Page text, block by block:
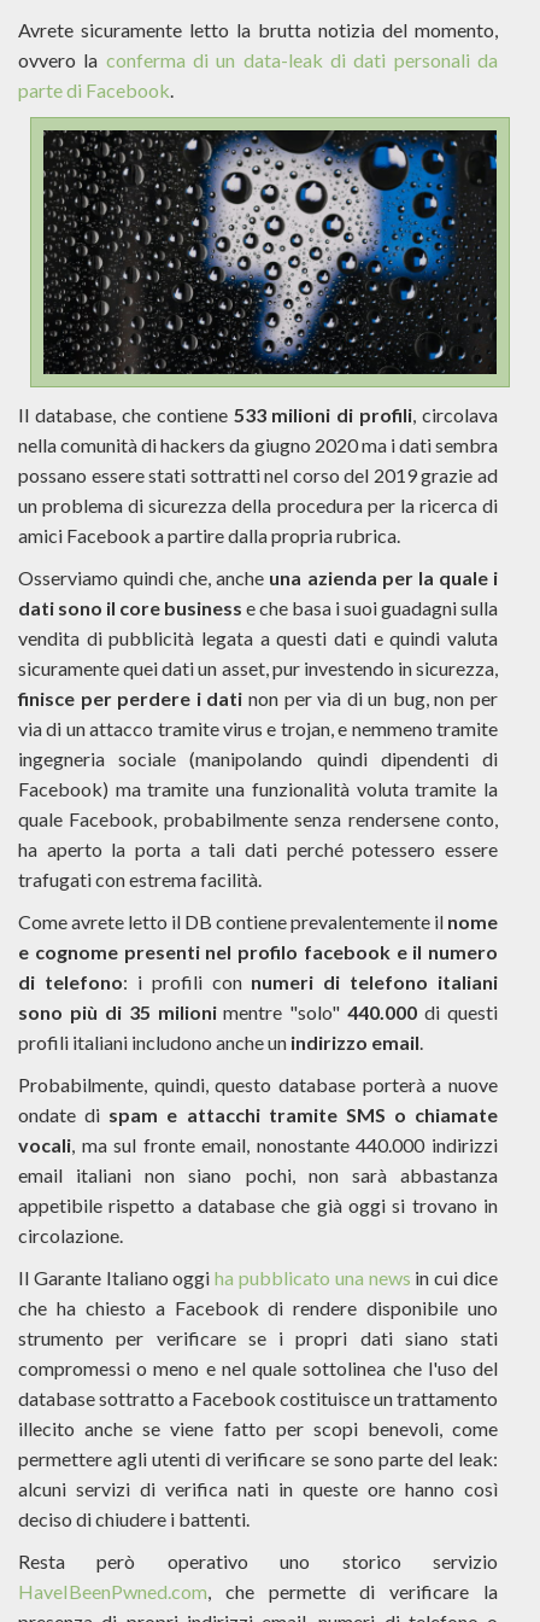
Avrete sicuramente letto la brutta notizia del momento,
ovvero la conferma di un data-leak di dati personali da
parte di Facebook.
Il database, che contiene 533 milioni di profili, circolava
nella comunità di hackers da giugno 2020 ma i dati sembra
possano essere stati sottratti nel corso del 2019 grazie ad
un problema di sicurezza della procedura per la ricerca di
amici Facebook a partire dalla propria rubrica.
Osserviamo quindi che, anche una azienda per la quale i
dati sono il core business e che basa i suoi guadagni sulla
vendita di pubblicità legata a questi dati e quindi valuta
sicuramente quei dati un asset, pur investendo in sicurezza,
finisce per perdere i dati non per via di un bug, non per
via di un attacco tramite virus e trojan, e nemmeno tramite
ingegneria sociale (manipolando quindi dipendenti di
Facebook) ma tramite una funzionalità voluta tramite la
quale Facebook, probabilmente senza rendersene conto,
ha aperto la porta a tali dati perché potessero essere
trafugati con estrema facilità.
Come avrete letto il DB contiene prevalentemente il nome
e cognome presenti nel profilo facebook e il numero
di telefono: i profili con numeri di telefono italiani
sono più di 35 milionimentre "solo" 440.000 di questi
profili italiani includono anche un indirizzo email.
Probabilmente, quindi, questo database porterà a nuove
ondate di spam e attacchi tramite SMS o chiamate
vocali, ma sul fronte email, nonostante 440.000 indirizzi
email italiani non siano pochi, non sarà abbastanza
appetibile rispetto a database che già oggi si trovano in
circolazione.
Il Garante Italiano oggiha pubblicato una news in cui dice
che ha chiesto a Facebook di rendere disponibile uno
strumento per verificare se i propri dati siano stati
compromessi o meno e nel quale sottolinea che l'uso del
database sottratto a Facebook costituisce un trattamento
illecito anche se viene fatto per scopi benevoli, come
permettere agli utenti di verificare se sono parte del leak:
alcuni servizi di verifica nati in queste ore hanno così
deciso di chiudere i battenti.
Resta però operativo uno storico servizio
HaveIBeenPwned.com, che permette di verificare la